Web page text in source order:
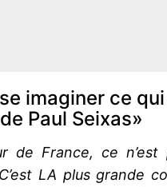
imaginer ce
Paul Seixas»
de France, ce n’est
LA plus grande